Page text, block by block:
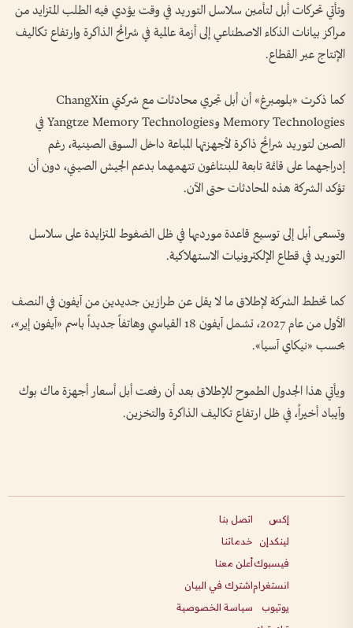
وتأتي تحركات أبل لتأمين سلاسل التوريد في وقت يؤدي فيه الطلب المتزايد من
مراكز بيانات الذكاء الاصطناعي إلى أزمة عالمية في شرائح الذاكرة وارتفاع تكاليف
الإنتاج عبر القطاع.
كما ذكرت «بلومبرغ» أن أبل تجري محادثات مع شركتي ChangXin
Memory Technologies وYangtze Memory Technologies في
الصين لتوريد شرائح ذاكرة لأجهزتها المباعة داخل السوق الصينية، رغم
إدراجهما على قائمة تابعة للبنتاغون تتهمهما بدعم الجيش الصيني، دون أن
تؤكد الشركة هذه المحادثات حتى الآن.
وتسعى أبل إلى توسيع قاعدة مورديها في ظل الضغوط المتزايدة على سلاسل
التوريد في قطاع الإلكترونيات الاستهلاكية.
كما تخطط الشركة لإطلاق ما لا يقل عن طرازين جديدين من آيفون في النصف
الأول من عام 2027، تشمل آيفون 18 القياسي وهاتفاً جديداً باسم «آيفون إير»،
بحسب «نيكاي آسيا».
ويأتي هذا الجدول الطموح للإطلاق بعد أن رفعت أبل أسعار أجهزة ماك بوك
وآيباد أخيراً، في ظل ارتفاع تكاليف الذاكرة والتخزين.
إكس
لينكدإن
فيسبوك
انستغرام
يوتيوب
اتصل بنا
خدماتنا
أعلن معنا
اشترك في البيان
سياسة الخصوصية